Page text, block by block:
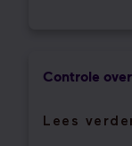
Controle
Lees